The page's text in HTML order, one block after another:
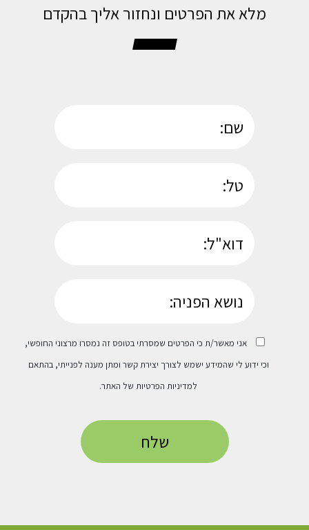
מלא את הפרטים ונחזור אליך בהקדם
אני מאשר/ת כי הפרטים שמסרתי בטופס זה נמסרו מרצוני החופשי,
וכי ידוע לי שהמידע ישמש לצורך יצירת קשר ומתן מענה לפנייתי, בהתאם
למדיניות הפרטיות של האתר.